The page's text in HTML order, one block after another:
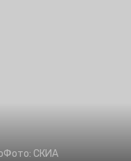
Фото: СКИА